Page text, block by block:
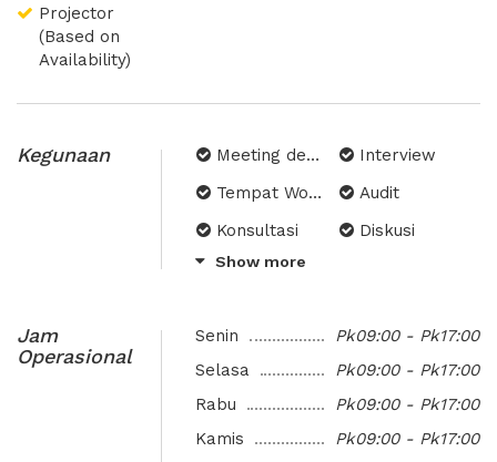
Audit, Tempat Konsultasi, Meeting
Ruang Presentasi, Ruang Kerja.
Projector
(Based on
Availability)
Kegunaan Meeting dengan Tamu
Interview
Tempat Workshop
Audit
Konsultasi
Diskusi
Presentasi
Show more
Jam
Operasional
Senin
Pk09:00 - Pk17:00
Selasa
Pk09:00 - Pk17:00
Rabu
Pk09:00 - Pk17:00
Kamis
Pk09:00 - Pk17:00